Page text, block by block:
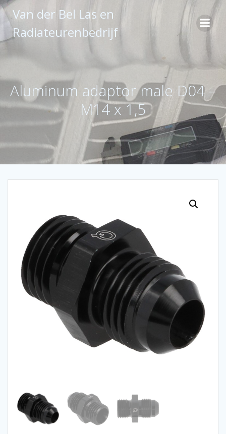
Ga
naar
inhoud
Van der Bel Las en
Radiateurenbedrijf
Aluminum adaptor male D04 –
M14 x 1,5